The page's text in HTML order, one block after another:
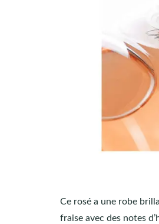
Ce rosé a une robe
fraise avec des notes